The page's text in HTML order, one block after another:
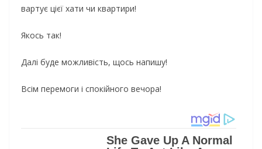
вартує цієї хати чи квартири!
Якось так!
Далі буде можливість, щось напишу!
Всім перемоги і спокійного вечора!